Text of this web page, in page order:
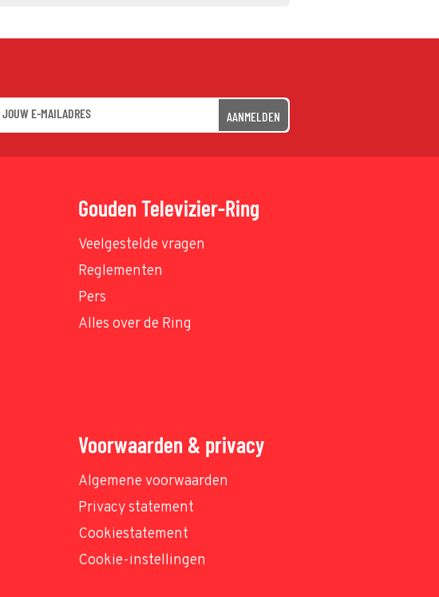
AANMELDEN
Gouden Televizier-Ring
Veelgestelde vragen
Reglementen
Pers
Alles over de Ring
Voorwaarden & privacy
Algemene voorwaarden
Privacy statement
Cookiestatement
Cookie-instellingen